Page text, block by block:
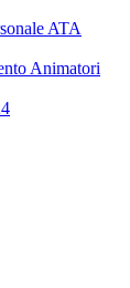
ATA
Animatori